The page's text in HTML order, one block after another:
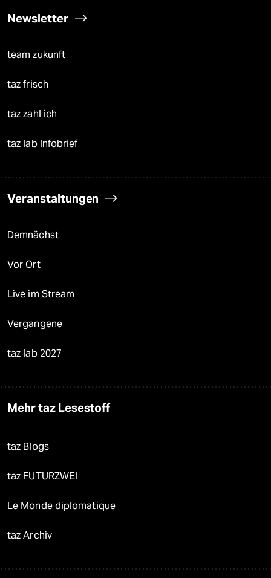
Newsletter
team zukunft
taz frisch
taz zahl ich
taz lab Infobrief
Veranstaltungen
Demnächst
Vor Ort
Live im Stream
Vergangene
taz lab 2027
Mehr taz Lesestoff
taz Blogs
taz FUTURZWEI
Le Monde diplomatique
taz Archiv